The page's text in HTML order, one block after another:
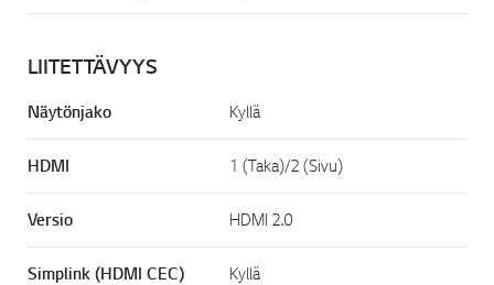
LIITETTÄVYYS
Näytönjako Kyllä
HDMI 1 (Taka)/2 (Sivu)
Versio HDMI 2.0
Simplink (HDMI CEC) Kyllä